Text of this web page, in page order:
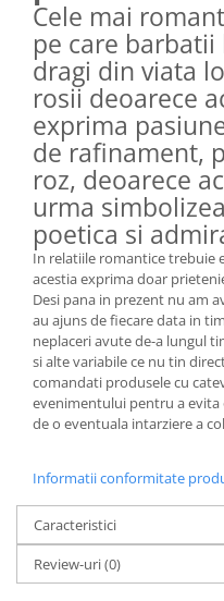
Cele mai
pe care
dragi din viata
rosii deoarece
exprima
de rafinament,
roz, deoarece
urma
poetica si
In relatiile romantice trebuie
acestia exprima doar
Desi pana in prezent nu am
au ajuns de fiecare data in
neplaceri avute de-a lungul
si alte variabile ce nu tin
comandati produsele cu
evenimentului pentru a evita
de o eventuala intarziere a
Informatii conformitate
Caracteristici
Review-uri(0)